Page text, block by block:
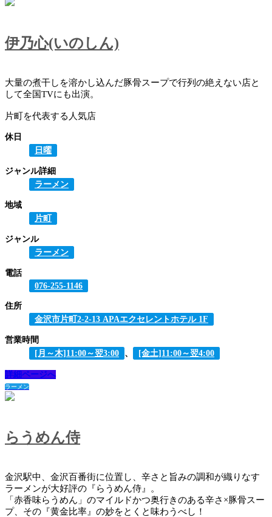
伊乃心(いのしん)
大量の煮干しを溶かし込んだ豚骨スープで行列の絶えない店と
して全国TVにも出演。
片町を代表する人気店
休日
日曜
ジャンル詳細
ラーメン
地域
片町
ジャンル
ラーメン
電話
076-255-1146
住所
金沢市片町2-2-13 APAエクセレントホテル 1F
営業時間
[月～木]11:00～翌3:00
、 [金土]11:00～翌4:00
詳細ページへ
ラーメン
らうめん侍
金沢駅中、金沢百番街に位置し、辛さと旨みの調和が織りなす
ラーメンが大好評の『らうめん侍』。
「赤香味らうめん」のマイルドかつ奥行きのある辛さ×豚骨スー
プ、その『黄金比率』の妙をとくと味わうべし！